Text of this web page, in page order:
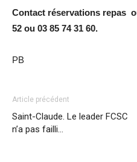
Contact réservations repas
52 ou 03 85 74 31 60.
PB
Article précédent
Saint-Claude. Le leader FCSC
n’a pas failli…